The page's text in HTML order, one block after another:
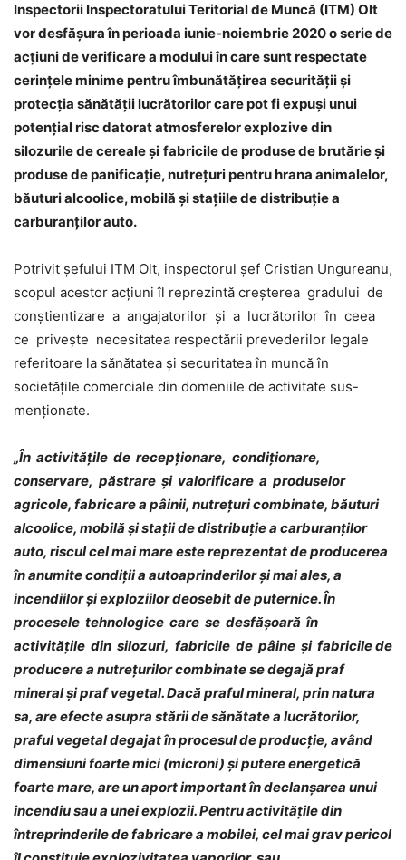
Inspectorii Inspectoratului Teritorial de Muncă (ITM) Olt
vor desfășura în perioada iunie-noiembrie 2020 o serie de
acțiuni de verificare a modului în care sunt respectate
cerinţele minime pentru îmbunătăţirea securităţii şi
protecţia sănătăţii lucrătorilor care pot fi expuşi unui
potenţial risc datorat atmosferelor explozive din
silozurile de cereale şi fabricile de produse de brutărie și
produse de panificație, nutrețuri pentru hrana animalelor,
băuturi alcoolice, mobilă și stațiile de distribuție a
carburanților auto.
Potrivit șefului ITM Olt, inspectorul șef Cristian Ungureanu,
scopul acestor acțiuni îl reprezintă creşterea gradului de
conştientizare a angajatorilor şi a lucrătorilor în ceea
ce priveşte necesitatea respectării prevederilor legale
referitoare la sănătatea şi securitatea în muncă în
societățile comerciale din domeniile de activitate sus-
menţionate.
„În activităţile de recepţionare, condiţionare,
conservare, păstrare şi valorificare a produselor
agricole, fabricare a pâinii, nutrețuri combinate, băuturi
alcoolice, mobilă și stații de distribuție a carburanților
auto, riscul cel mai mare este reprezentat de producerea
în anumite condiţii a autoaprinderilor şi mai ales, a
incendiilor şi exploziilor deosebit de puternice. În
procesele tehnologice care se desfăşoară în
activităţile din silozuri, fabricile de pâine şi fabricile de
producere a nutreţurilor combinate se degajă praf
mineral şi praf vegetal. Dacă praful mineral, prin natura
sa, are efecte asupra stării de sănătate a lucrătorilor,
praful vegetal degajat în procesul de producţie, având
dimensiuni foarte mici (microni) şi putere energetică
foarte mare, are un aport important în declanşarea unui
incendiu sau a unei explozii. Pentru activităţile din
întreprinderile de fabricare a mobilei, cel mai grav pericol